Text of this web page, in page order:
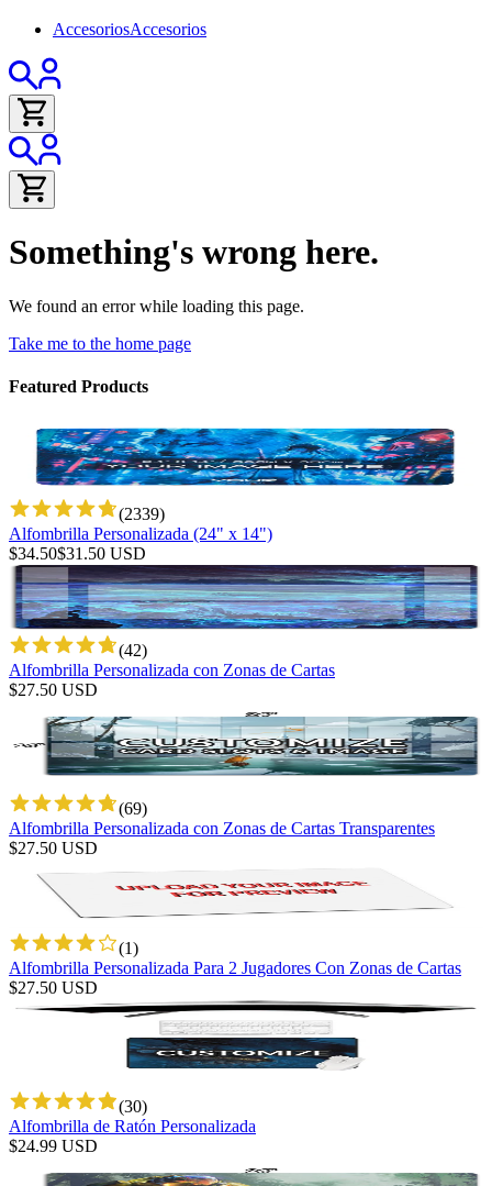
AccesoriosAccesorios
Something's wrong here.
We found an error while loading this page.
Take me to the home page
Featured Products
(2339)
Alfombrilla Personalizada (24" x 14")
$34.50$31.50 USD
(42)
Alfombrilla Personalizada con Zonas de Cartas
$27.50 USD
(69)
Alfombrilla Personalizada con Zonas de Cartas Transparentes
$27.50 USD
(1)
Alfombrilla Personalizada Para 2 Jugadores Con Zonas de Cartas
$27.50 USD
(30)
Alfombrilla de Ratón Personalizada
$24.99 USD